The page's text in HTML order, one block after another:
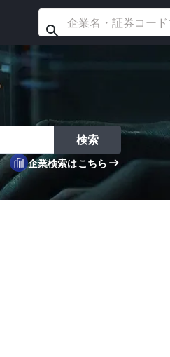
検索
企業検索はこちら